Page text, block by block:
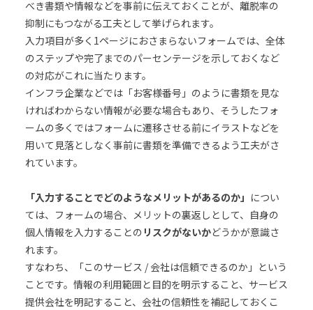
べき書類や情報などを事前に伝えておくことが、離脱率の
抑制にもつながる工夫として挙げられます。
入力項目が多く1ページにおさまらないフォームでは、全体
のステップや完了までのパーセンテージを示しておくなど
の対応がこれに当たります。
インフラ企業などでは「お客様番号」のように書類を見な
ければわからない情報が必要な場合もあり、そうしたフォ
ームの多くではフォームに遷移させる前にイラストなどを
用いて見落としなく事前に書類を準備できるよう工夫がさ
れています。
「入力することでどのようなメリットがあるのか」 につい
ては、フォームの場合、メリットの裏返しとして、自身の
個人情報を入力することの リスクがないかどうかが意識さ
れます。
すなわち、「このサービス / 会社は信頼できるのか」という
ことです。情報の利用範囲と目的を明示すること、サービス
提供会社を明記すること、会社の信頼性を補記しておくこ